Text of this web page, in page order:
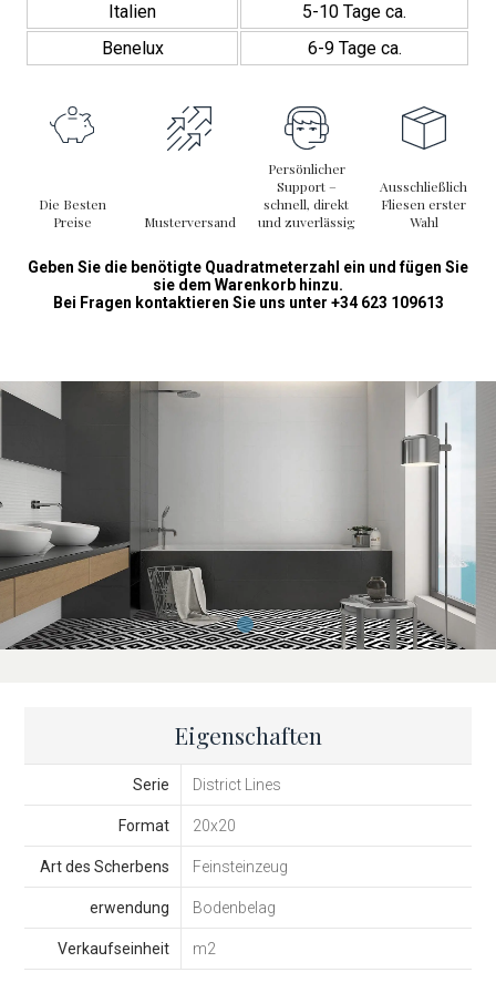
Italien
5-10 Tage ca.
Benelux
6-9 Tage ca.
Die Besten
Preise
Musterversand
Persönlicher
Support –
schnell, direkt
und zuverlässig
Ausschließlich
Fliesen erster
Wahl
Geben Sie die benötigte Quadratmeterzahl ein und fügen Sie
sie dem Warenkorb hinzu.
Bei Fragen kontaktieren Sie uns unter +34 623 109613
Eigenschaften
Serie District Lines
Format 20x20
Art des Scherbens Feinsteinzeug
erwendung Bodenbelag
Verkaufseinheit m2